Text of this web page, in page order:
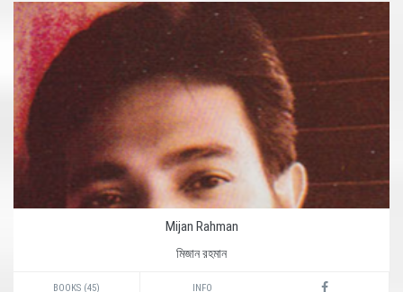
Mijan Rahman
মিজান রহমান
BOOKS (45) INFO